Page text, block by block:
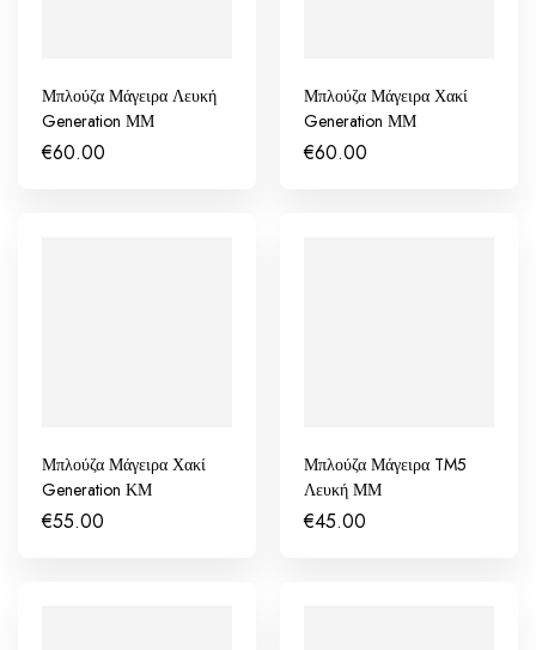
Μπλούζα Μάγειρα Λευκή
Generation ΜΜ
€60.00
Μπλούζα Μάγειρα Χακί
Generation ΜΜ
€60.00
Μπλούζα Μάγειρα Χακί
Generation ΚΜ
€55.00
Μπλούζα Μάγειρα TM5
Λευκή ΜΜ
€45.00